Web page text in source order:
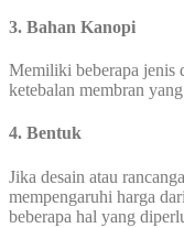
3. Bahan Kanopi
Memiliki beberapa jenis
ketebalan membran
4. Bentuk
Jika desain atau
mempengaruhi harga
beberapa hal yang